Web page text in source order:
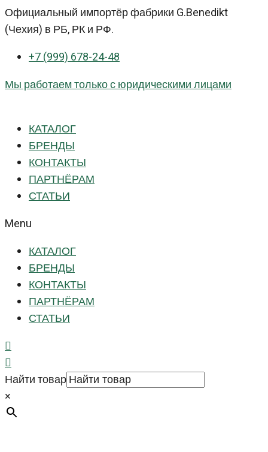
Перейти
к
Официальный импортёр фабрики G.Benedikt
(Чехия) в РБ, РК и РФ.
+7 (999) 678-24-48
Мы работаем только с юридическими лицами
КАТАЛОГ
БРЕНДЫ
КОНТАКТЫ
ПАРТНЁРАМ
СТАТЬИ
Menu
КАТАЛОГ
БРЕНДЫ
КОНТАКТЫ
ПАРТНЁРАМ
СТАТЬИ
Найти товар
×